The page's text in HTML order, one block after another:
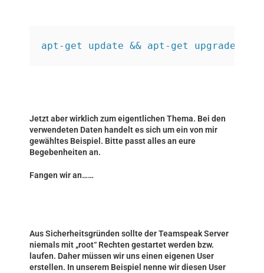
apt-get update && apt-get upgrade
Jetzt aber wirklich zum eigentlichen Thema. Bei den
verwendeten Daten handelt es sich um ein von mir
gewähltes Beispiel. Bitte passt alles an eure
Begebenheiten an.
Fangen wir an……
Aus Sicherheitsgründen sollte der Teamspeak Server
niemals mit „root“ Rechten gestartet werden bzw.
laufen. Daher müssen wir uns einen eigenen User
erstellen. In unserem Beispiel nenne wir diesen User